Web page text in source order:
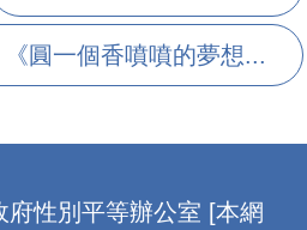
《圓一個香噴噴的夢想...
性別平等辦公室 [本網